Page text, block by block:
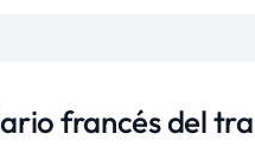
francés del